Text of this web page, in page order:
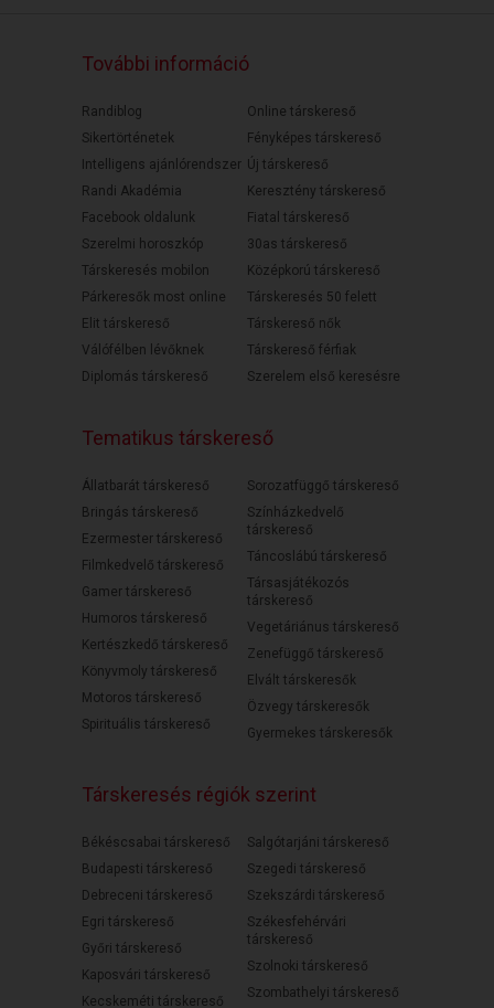
További információ
Randiblog
Sikertörténetek
Intelligens ajánlórendszer
Randi Akadémia
Facebook oldalunk
Szerelmi horoszkóp
Társkeresés mobilon
Párkeresők most online
Elit társkereső
Válófélben lévőknek
Diplomás társkereső
Online társkereső
Fényképes társkereső
Új társkereső
Keresztény társkereső
Fiatal társkereső
30as társkereső
Középkorú társkereső
Társkeresés 50 felett
Társkereső nők
Társkereső férfiak
Szerelem első keresésre
Tematikus társkereső
Állatbarát társkereső
Bringás társkereső
Ezermester társkereső
Filmkedvelő társkereső
Gamer társkereső
Humoros társkereső
Kertészkedő társkereső
Könyvmoly társkereső
Motoros társkereső
Spirituális társkereső
Sorozatfüggő társkereső
Színházkedvelő
társkereső
Táncoslábú társkereső
Társasjátékozós
társkereső
Vegetáriánus társkereső
Zenefüggő társkereső
Elvált társkeresők
Özvegy társkeresők
Gyermekes társkeresők
Társkeresés régiók szerint
Békéscsabai társkereső
Budapesti társkereső
Debreceni társkereső
Egri társkereső
Győri társkereső
Kaposvári társkereső
Kecskeméti társkereső
Salgótarjáni társkereső
Szegedi társkereső
Szekszárdi társkereső
Székesfehérvári
társkereső
Szolnoki társkereső
Szombathelyi társkereső